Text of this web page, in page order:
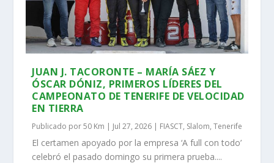
JUAN J. TACORONTE – MARÍA SÁEZ Y
ÓSCAR DÓNIZ, PRIMEROS LÍDERES DEL
CAMPEONATO DE TENERIFE DE VELOCIDAD
EN TIERRA
Publicado por50 Km | Jul 27, 2026 | FIASCT, Slalom,Tenerife
El certamen apoyado por la empresa ‘A full con todo’
celebró el pasado domingo su primera prueba....